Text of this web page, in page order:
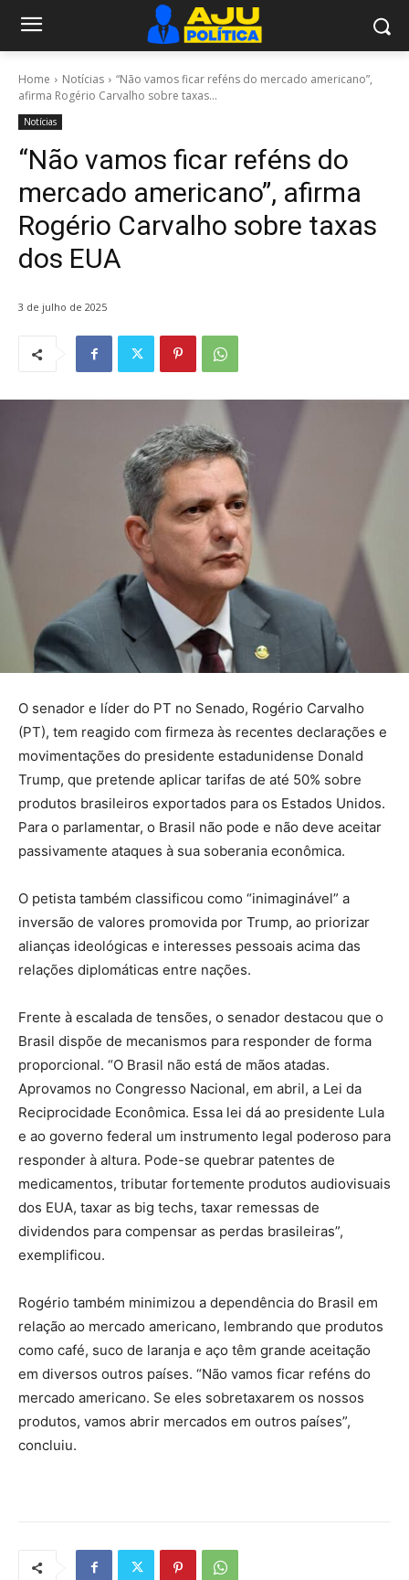
Home Notícias
“Não vamos ficar reféns do mercado americano”,
afirma Rogério Carvalho sobre taxas...
Notícias
“Não vamos ficar reféns do
mercado americano”, afirma
Rogério Carvalho sobre taxas
dos EUA
3 de julho de 2025
O senador e líder do PT no Senado, Rogério Carvalho
(PT), tem reagido com firmeza às recentes declarações e
movimentações do presidente estadunidense Donald
Trump, que pretende aplicar tarifas de até 50% sobre
produtos brasileiros exportados para os Estados Unidos.
Para o parlamentar, o Brasil não pode e não deve aceitar
passivamente ataques à sua soberania econômica.
O petista também classificou como “inimaginável” a
inversão de valores promovida por Trump, ao priorizar
alianças ideológicas e interesses pessoais acima das
relações diplomáticas entre nações.
Frente à escalada de tensões, o senador destacou que o
Brasil dispõe de mecanismos para responder de forma
proporcional. “O Brasil não está de mãos atadas.
Aprovamos no Congresso Nacional, em abril, a Lei da
Reciprocidade Econômica. Essa lei dá ao presidente Lula
e ao governo federal um instrumento legal poderoso para
responder à altura. Pode-se quebrar patentes de
medicamentos, tributar fortemente produtos audiovisuais
dos EUA, taxar as big techs, taxar remessas de
dividendos para compensar as perdas brasileiras”,
exemplificou.
Rogério também minimizou a dependência do Brasil em
relação ao mercado americano, lembrando que produtos
como café, suco de laranja e aço têm grande aceitação
em diversos outros países. “Não vamos ficar reféns do
mercado americano. Se eles sobretaxarem os nossos
produtos, vamos abrir mercados em outros países”,
concluiu.